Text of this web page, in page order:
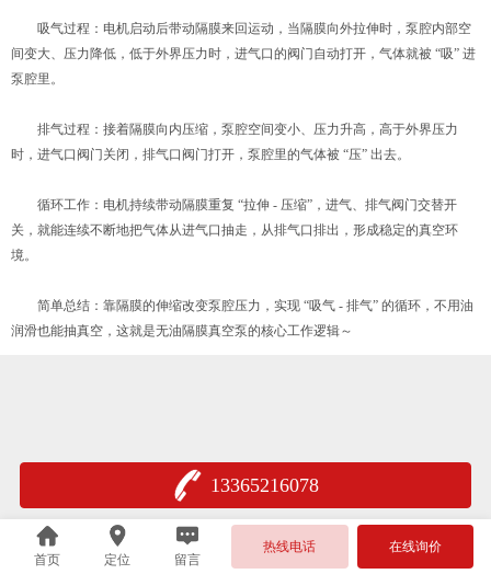
吸气过程：电机启动后带动隔膜来回运动，当隔膜向外拉伸时，泵腔内部空
间变大、压力降低，低于外界压力时，进气口的阀门自动打开，气体就被 “吸” 进
泵腔里。
排气过程：接着隔膜向内压缩，泵腔空间变小、压力升高，高于外界压力
时，进气口阀门关闭，排气口阀门打开，泵腔里的气体被 “压” 出去。
循环工作：电机持续带动隔膜重复 “拉伸 - 压缩”，进气、排气阀门交替开
关，就能连续不断地把气体从进气口抽走，从排气口排出，形成稳定的真空环
境。
简单总结：靠隔膜的伸缩改变泵腔压力，实现 “吸气 - 排气” 的循环，不用油
润滑也能抽真空，这就是无油隔膜真空泵的核心工作逻辑～
13365216078
首页 定位 留言
热线电话 在线询价